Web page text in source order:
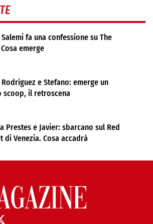
fa una confessione su The
emerge
Rodríguez e Stefano: emerge un
scoop, il retroscena
Prestes e Javier: sbarcano sul Red
di Venezia. Cosa accadrà